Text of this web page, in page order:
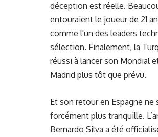
déception est réelle.
entouraient le joueur de 21
comme l'un des leaders
sélection. Finalement, la
réussi à lancer son Mondial
Madrid plus tôt que prévu.
Et son retour en Espagne ne
forcément plus tranquille.
Bernardo Silva a été